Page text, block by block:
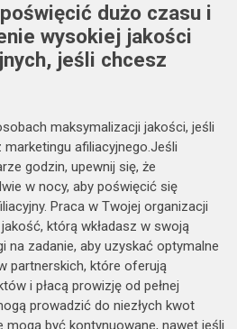
dużo czasu i
wysokiej jakości
jeśli chcesz
maksymalizacji jakości, jeśli
afiliacyjnego.Jeśli
godzin, upewnij się, że
w nocy, aby poświęcić się
Praca w Twojej organizacji
którą wkładasz w swoją
na zadanie, aby uzyskać optymalne
partnerskich, które oferują
i płacą prowizję od pełnej
prowadzić do niezłych kwot